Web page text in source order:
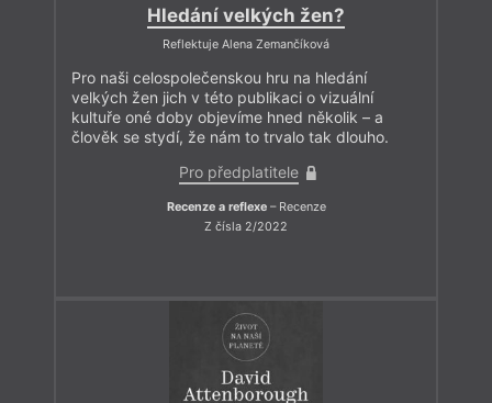
Hledání velkých žen?
Reflektuje Alena Zemančíková
Pro naši celospolečenskou hru na hledání
velkých žen jich v této publikaci o vizuální
kultuře oné doby objevíme hned několik – a
člověk se stydí, že nám to trvalo tak dlouho.
Pro předplatitele
Recenze a reflexe– Recenze
Z čísla 2/2022